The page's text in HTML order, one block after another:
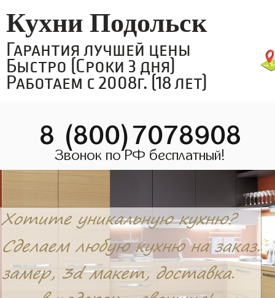
Кухни Подольск
Гарантия лучшей цены
Быстро (Сроки 3 дня)
Работаем с 2008г. (18 лет)
8 (800)7078908
Звонок по РФ бесплатный!